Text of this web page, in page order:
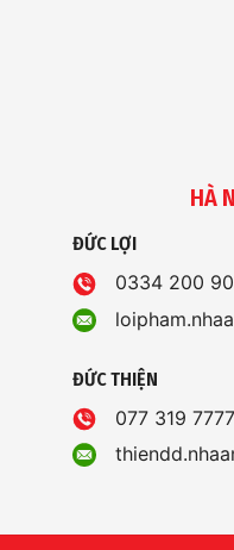
HÀ
ĐỨC LỢI
0334 200
ĐỨC THIỆN
077 319 7777